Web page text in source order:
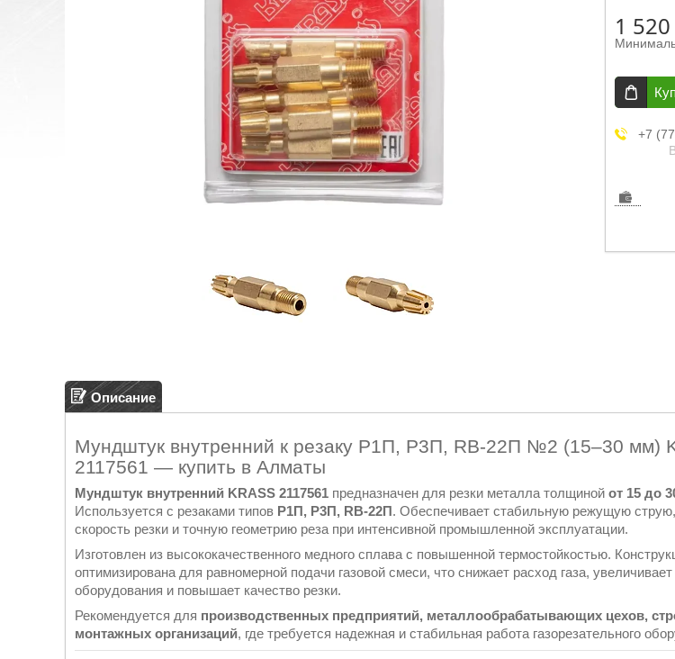
1
+7
Описание
Мундштук внутренний к резаку Р1П, Р3П, RB-22П №2 (15–30 мм)
2117561 — купить в Алматы
Мундштук внутренний KRASS 2117561 предназначен для резки металла толщиной от 15 до
Используется с резаками типов Р1П, Р3П, RB-22П. Обеспечивает стабильную режущую
скорость резки и точную геометрию реза при интенсивной промышленной эксплуатации.
Изготовлен из высококачественного медного сплава с повышенной термостойкостью.
оптимизирована для равномерной подачи газовой смеси, что снижает расход газа, увеличивает
оборудования и повышает качество резки.
Рекомендуется для производственных предприятий, металлообрабатывающих цехов,
монтажных организаций, где требуется надежная и стабильная работа газорезательного